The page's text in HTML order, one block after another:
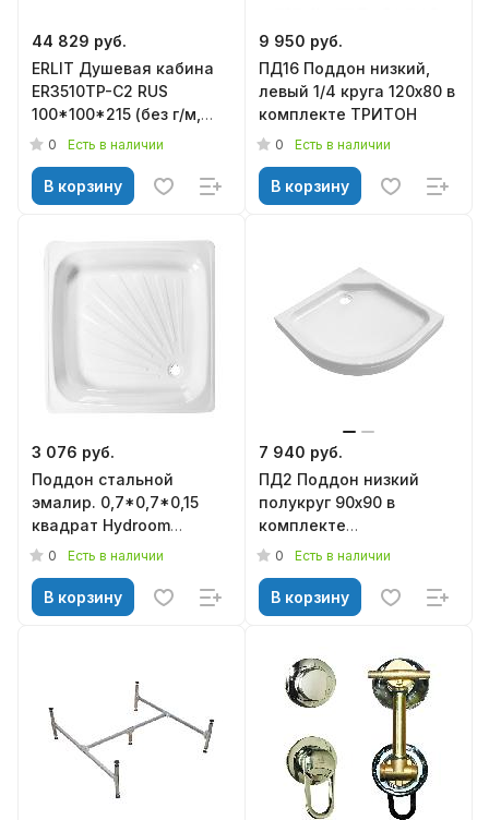
44 829 руб.
ERLIT Душевая кабина
ER3510TP-C2 RUS
100*100*215 (без г/м,
выс.поддон, тон.стекло)
0 Есть в наличии
В корзину
9 950 руб.
ПД16 Поддон низкий,
левый 1/4 круга 120х80 в
комплекте ТРИТОН
0 Есть в наличии
В корзину
3 076 руб.
Поддон стальной
эмалир. 0,7*0,7*0,15
квадрат Hydroom
(Китай)
0 Есть в наличии
В корзину
7 940 руб.
ПД2 Поддон низкий
полукруг 90х90 в
комплекте
(каркас+экран) (17см)
0 Есть в наличии
В корзину